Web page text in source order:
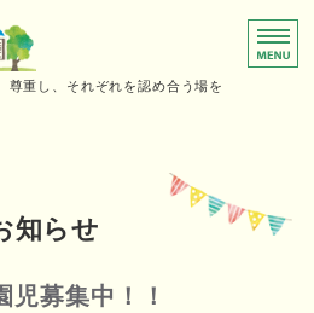
0～2歳児向けの小規模保育園
尊重し、それぞれを認め合う場を
知らせ
募集中！！